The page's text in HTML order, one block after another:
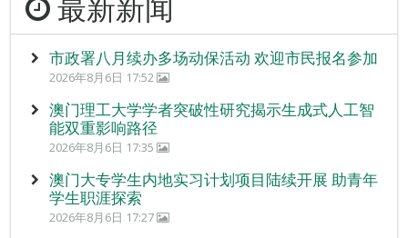
市政署八月续办多场动保活动 欢迎市民报名参加
2026年8月6日 17:52
澳门理工大学学者突破性研究揭示生成式人工智
能双重影响路径
2026年8月6日 17:35
澳门大专学生内地实习计划项目陆续开展 助青年
学生职涯探索
2026年8月6日 17:27